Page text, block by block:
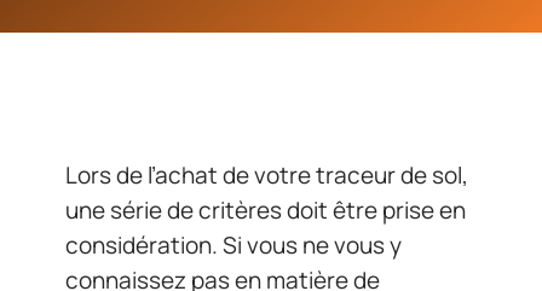
Lors de l’achat de votre traceur de sol,
une série de critères doit être prise en
considération. Si vous ne vous y
connaissez pas en matière de